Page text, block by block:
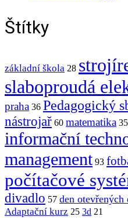
Štítky
základní škola 28
slaboproudá
praha 36 Pedagogický
nástrojař 60 matematika 35
informační
management 93
počítačové
divadlo 57 den otevřených
Adaptační kurz 25 3d 21